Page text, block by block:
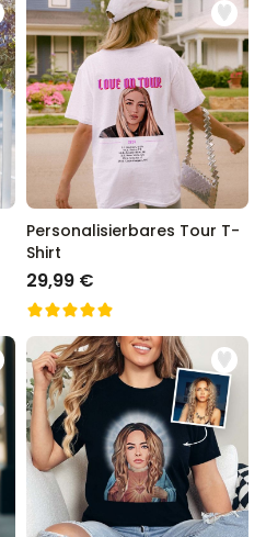
Personalisierbares Tour T-
Shirt
29,99 €